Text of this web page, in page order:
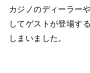
カジノのディーラー
してゲストが登場す
しまいました。